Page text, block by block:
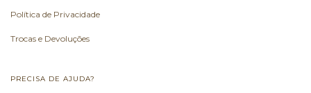
Política de Privacidade
Trocas e Devoluções
PRECISA DE AJUDA?